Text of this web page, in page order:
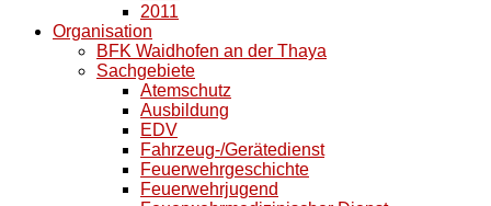
2011
Organisation
BFK Waidhofen an der Thaya
Sachgebiete
Atemschutz
Ausbildung
EDV
Fahrzeug-/Gerätedienst
Feuerwehrgeschichte
Feuerwehrjugend